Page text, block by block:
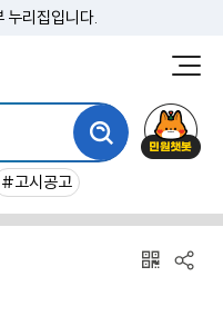
누리집입니다.
#고시공고
원